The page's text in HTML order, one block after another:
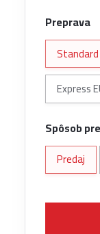
Preprava
Express
Spôsob
Predaj